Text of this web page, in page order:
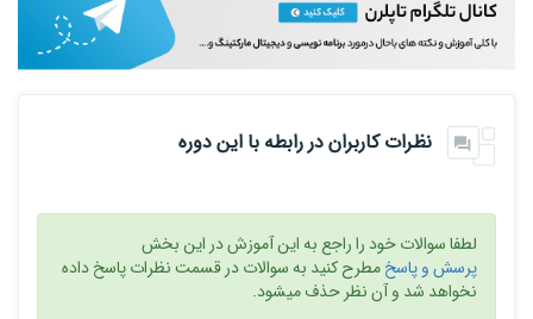
نظرات کاربران در رابطه با این دوره
لطفا سوالات خود را راجع به این آموزش در این بخش
پرسش و پاسخمطرح کنید به سوالات در قسمت نظرات پاسخ داده
نخواهد شد و آن نظر حذف میشود.